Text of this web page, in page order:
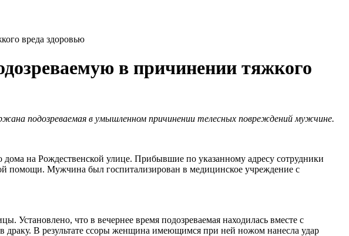
вреда здоровью
в причинении тяжкого
подозреваемая в умышленном причинении телесных повреждений мужчине.
на Рождественской улице. Прибывшие по указанному адресу сотрудники
помощи. Мужчина был госпитализирован в медицинское учреждение с
Установлено, что в вечернее время подозреваемая находилась вместе с
В результате ссоры женщина имеющимся при ней ножом нанесла удар